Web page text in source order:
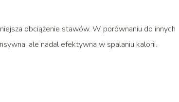
obciążenie stawów. W porównaniu do innych
ale nadal efektywna w spalaniu kalorii.